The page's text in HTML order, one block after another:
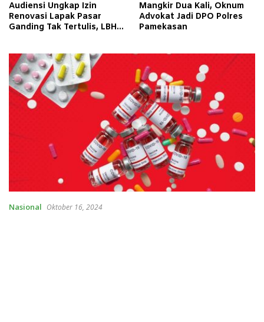
Audiensi Ungkap Izin
Renovasi Lapak Pasar
Ganding Tak Tertulis, LBH
Mangkir Dua Kali, Oknum
Advokat Jadi DPO Polres
Pamekasan
Nasional Oktober 16, 2024